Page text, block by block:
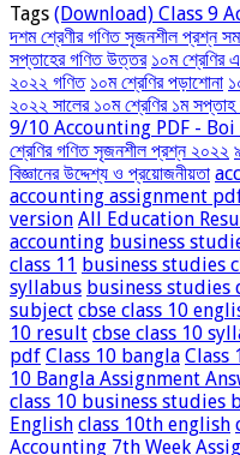
Tags (Download) Class 9
দশম শ্রেণীর গণিত সৃজনশীল প্রশ্ন
সপ্তাহের গণিত উত্তর ১০ম শ্রেণির
২০২২ গণিত ১০ম শ্রেণির পড়াশোনা
২০২২ সালের ১০ম শ্রেণির ১ম সপ্তাহ
9/10 Accounting PDF - Boi
শ্রেণির গণিত সৃজনশীল প্রশ্ন ২০২২
বিজ্ঞানের উদ্দেশ্য ও প্রয়োজনীয়তা
accounting assignment
version All Education
accounting business
class 11 business studies
syllabus business studies
subject cbse class 10
10 result cbse class 10
pdf Class 10 bangla Class
10 Bangla Assignment
class 10 business studies
English class 10th english
Accounting 7th Week